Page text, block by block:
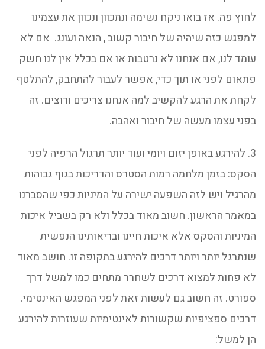
לחוץ פה. אז בואו ניקח נשימה ונתכוון ונכוון את עצמינו
למפגש כזה שיהיה של חיבור קשוב , הנאה ועונג. אם לא
עומד לנו, אם אנחנו לא נרטבות או אם בכלל אין לנו חשק
פתאום לפני או תוך כדי, אפשר לעבור להתחבק, להתלטף
לקחת את הרגע להקשיב למה אנחנו צריכים ורוצים. זה
בפני עצמו מעשה של חיבור ואהבה.
3. להירגע באופן יזום ויומי ועוד יותר תרגול הרפיה לפני
הסקס: בזמן מלחמה רמות הסטרס והדריכות בגוף גבוהות
מהרגיל ויש לזה השפעה ישירה על המיניות כפי שהסברנו
במאמר הראשון. חשוב מאוד בכלל ולא רק בשביל איכות
המיניות והסקס אלא איכות חיינו ובריאותינו הנפשית
שנתרגל יותר ויותר דרכים להירגע בתקופה זו. חושב מאוד
לא פחות למצוא דרכים לשחרר מתחים כמו למשל דרך
ספורט. זה חשוב גם לעשות זאת לפני המפגש האינטימי.
דרכים ספציפיות שקשורות לאינטימיות שעוזרות להירגע
הן למשל: